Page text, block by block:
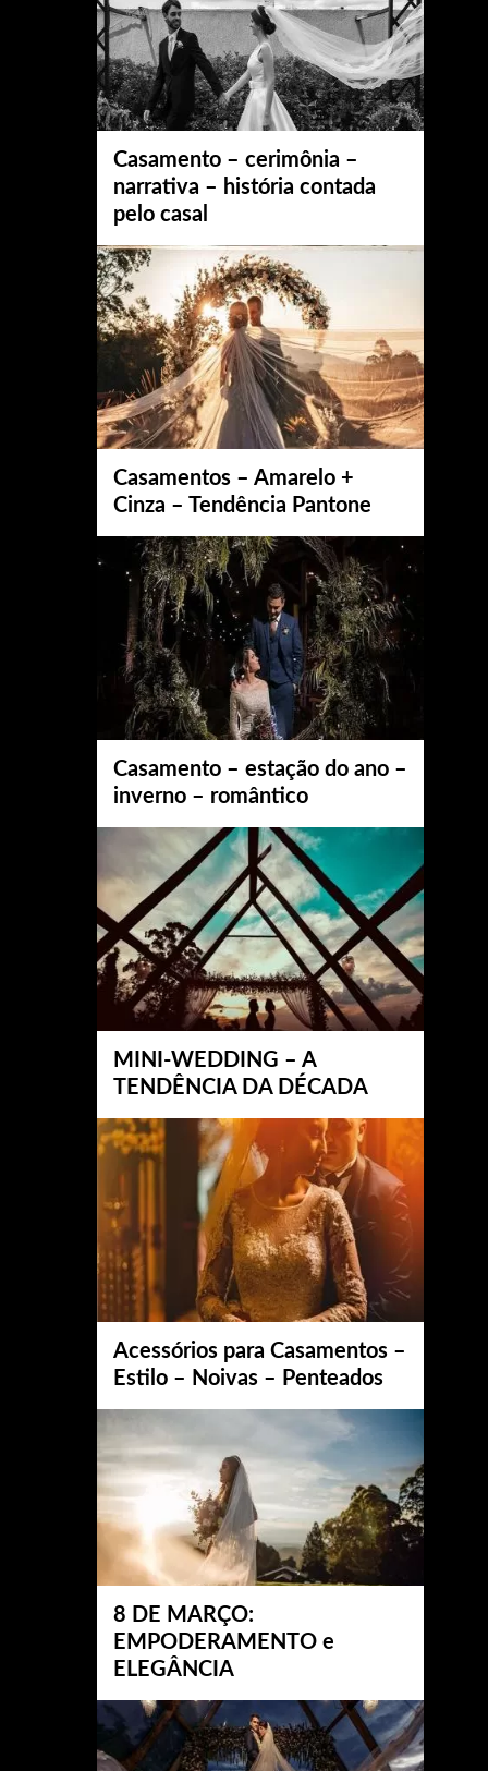
Casamento – cerimônia –
narrativa – história contada
pelo casal
Casamentos – Amarelo +
Cinza – Tendência Pantone
Casamento – estação do ano –
inverno – romântico
MINI-WEDDING – A
TENDÊNCIA DA DÉCADA
Acessórios para Casamentos –
Estilo – Noivas – Penteados
8 DE MARÇO:
EMPODERAMENTO e
ELEGÂNCIA